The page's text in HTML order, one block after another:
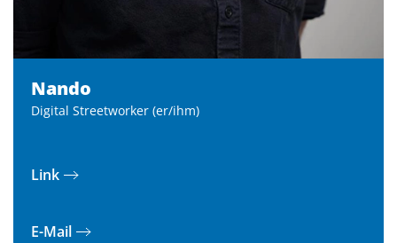
Nando
Digital Streetworker (er/ihm)
Link
E-Mail